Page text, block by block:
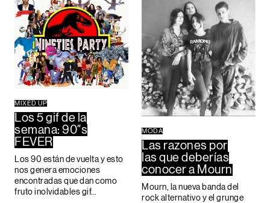
MIXED UP
Los 5 gif de la
semana: 90″s
FEVER
Los 90 están de vuelta y esto
nos genera emociones
encontradas que dan como
fruto inolvidables gif…
MODA
Las razones por
las que deberías
conocer a Mourn
Mourn, la nueva banda del
rock alternativo y el grunge